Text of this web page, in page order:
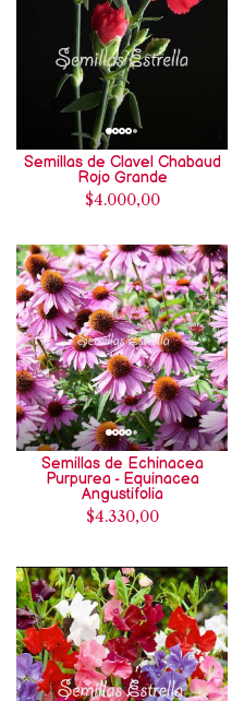
Semillas de Clavel Chabaud
Rojo Grande
$4.000,00
Semillas de Echinacea
Purpurea - Equinacea
Angustifolia
$4.330,00